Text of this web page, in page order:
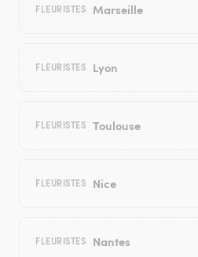
FLEURISTES Marseille
FLEURISTES Lyon
FLEURISTES Toulouse
FLEURISTES Nice
FLEURISTES Nantes